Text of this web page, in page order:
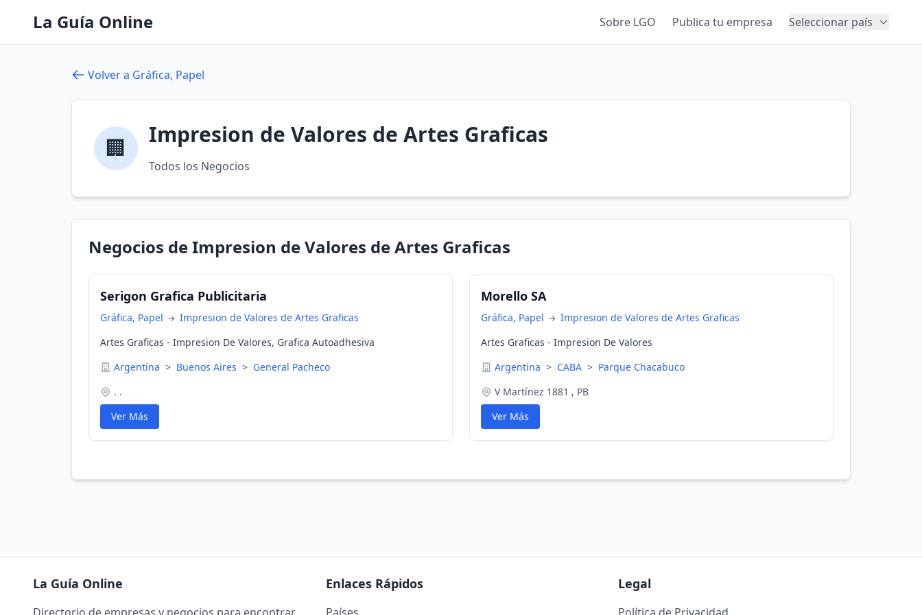
La Guía Online Sobre LGO Publica tu empresa Seleccionar país
Volver a Gráfica, Papel
🏢 Impresion de Valores de Artes Graficas
Todos los Negocios
Negocios de Impresion de Valores de Artes Graficas
Serigon Grafica Publicitaria
Gráfica, Papel
Impresion de Valores de Artes Graficas
Artes Graficas - Impresion De Valores, Grafica Autoadhesiva
Argentina > Buenos Aires > General Pacheco
. .
Ver Más
Morello SA
Gráfica, Papel
Impresion de Valores de Artes Graficas
Artes Graficas - Impresion De Valores
Argentina > CABA > Parque Chacabuco
V Martínez 1881 , PB
Ver Más
La Guía Online Enlaces Rápidos Legal